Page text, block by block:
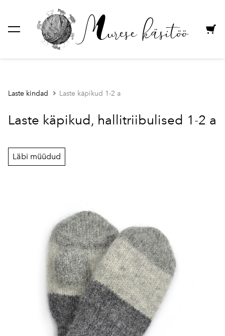
lisati ostukorvi. Vaata ostukorvi
Laste kindad Laste käpikud 1-2 a
Laste käpikud, hallitriibulised 1-2 a
Läbi müüdud